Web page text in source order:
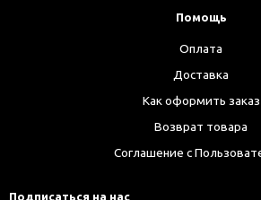
Помощь
Оплата
Доставка
Как оформить заказ
Возврат товара
Соглашение с
Подписаться на нас